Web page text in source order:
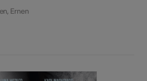
Ernen